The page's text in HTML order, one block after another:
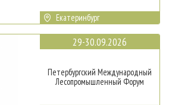
Екатеринбург
29-30.09.2026
Петербургский Международный
Лесопромышленный Форум